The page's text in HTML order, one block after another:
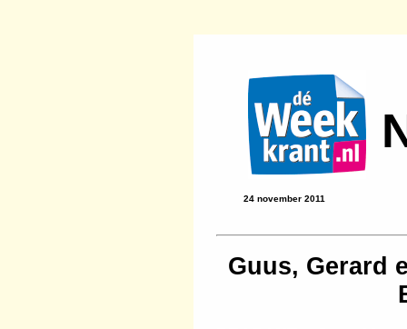
24 november 2011
Guus, Gerard